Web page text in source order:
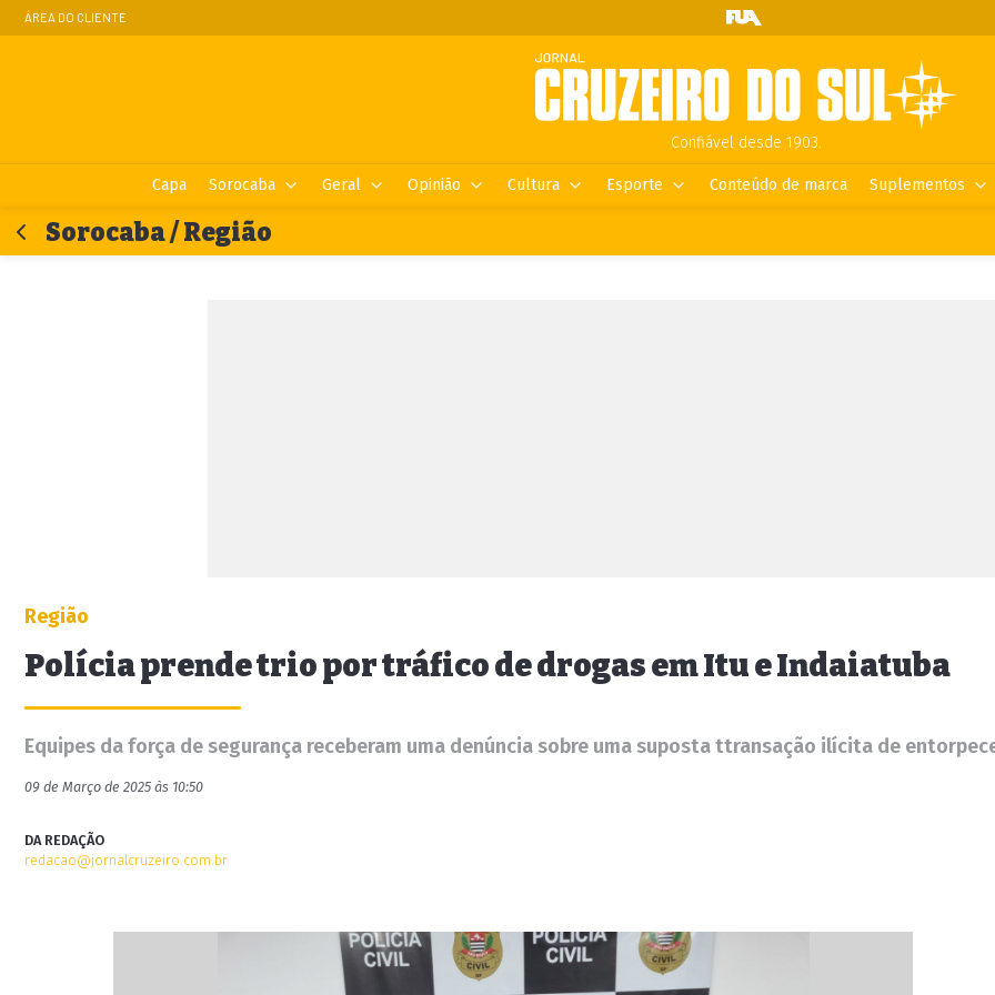
ÁREA DO CLIENTE
Confiável desde 1903.
Capa Sorocaba Geral Opinião Cultura Esporte Conteúdo de marca Suplementos
Sorocaba / Região
Região
Polícia prende trio por tráfico de drogas em Itu e Indaiatuba
Equipes da força de segurança receberam uma denúncia sobre uma suposta ttransação ilícita de
09 de Março de 2025 às 10:50
DA REDAÇÃO
redacao@jornalcruzeiro.com.br